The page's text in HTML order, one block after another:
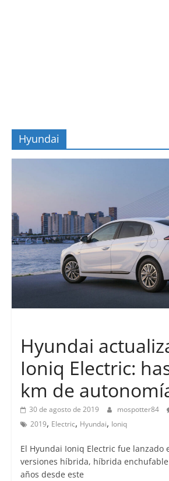
Hyundai
Hyundai
Ioniq Electric:
km de
30 de agosto de 2019 mospotter84
2019, Electric, Hyundai, Ioniq
El Hyundai Ioniq Electric fue lanzado
versiones híbrida, híbrida enchufable
años desde este